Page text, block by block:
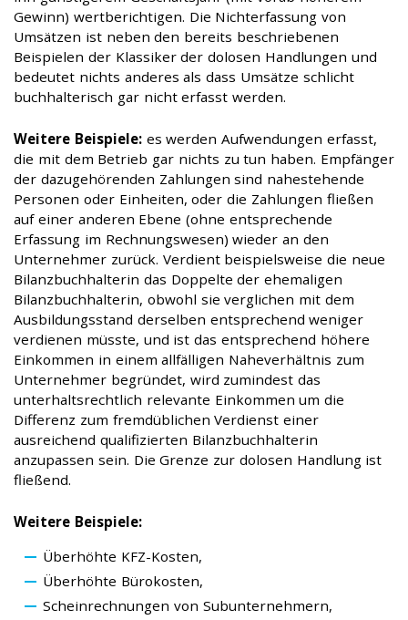
Gewinn) wertberichtigen. Die Nichterfassung von
Umsätzen ist neben den bereits beschriebenen
Beispielen der Klassiker der dolosen Handlungen und
bedeutet nichts anderes als dass Umsätze schlicht
buchhalterisch gar nicht erfasst werden.
Weitere Beispiele:es werden Aufwendungen erfasst,
die mit dem Betrieb gar nichts zu tun haben. Empfänger
der dazugehörenden Zahlungen sind nahestehende
Personen oder Einheiten, oder die Zahlungen fließen
auf einer anderen Ebene (ohne entsprechende
Erfassung im Rechnungswesen) wieder an den
Unternehmer zurück. Verdient beispielsweise die neue
Bilanzbuchhalterin das Doppelte der ehemaligen
Bilanzbuchhalterin, obwohl sie verglichen mit dem
Ausbildungsstand derselben entsprechend weniger
verdienen müsste, und ist das entsprechend höhere
Einkommen in einem allfälligen Naheverhältnis zum
Unternehmer begründet, wird zumindest das
unterhaltsrechtlich relevante Einkommen um die
Differenz zum fremdüblichen Verdienst einer
ausreichend qualifizierten Bilanzbuchhalterin
anzupassen sein. Die Grenze zur dolosen Handlung ist
fließend.
Weitere Beispiele:
Überhöhte KFZ-Kosten,
Überhöhte Bürokosten,
Scheinrechnungen von Subunternehmern,